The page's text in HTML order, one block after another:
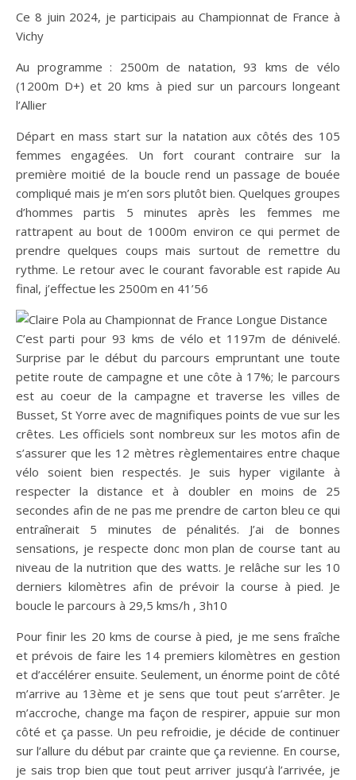
Ce 8 juin 2024, je participais au Championnat de France à
Vichy
Au programme : 2500m de natation, 93 kms de vélo
(1200m D+) et 20 kms à pied sur un parcours longeant
l’Allier
Départ en mass start sur la natation aux côtés des 105
femmes engagées. Un fort courant contraire sur la
première moitié de la boucle rend un passage de bouée
compliqué mais je m’en sors plutôt bien. Quelques groupes
d’hommes partis 5 minutes après les femmes me
rattrapent au bout de 1000m environ ce qui permet de
prendre quelques coups mais surtout de remettre du
rythme. Le retour avec le courant favorable est rapide Au
final, j’effectue les 2500m en 41’56
C’est parti pour 93 kms de vélo et 1197m de dénivelé.
Surprise par le début du parcours empruntant une toute
petite route de campagne et une côte à 17%; le parcours
est au coeur de la campagne et traverse les villes de
Busset, St Yorre avec de magnifiques points de vue sur les
crêtes. Les officiels sont nombreux sur les motos afin de
s’assurer que les 12 mètres règlementaires entre chaque
vélo soient bien respectés. Je suis hyper vigilante à
respecter la distance et à doubler en moins de 25
secondes afin de ne pas me prendre de carton bleu ce qui
entraînerait 5 minutes de pénalités. J’ai de bonnes
sensations, je respecte donc mon plan de course tant au
niveau de la nutrition que des watts. Je relâche sur les 10
derniers kilomètres afin de prévoir la course à pied. Je
boucle le parcours à 29,5 kms/h , 3h10
Pour finir les 20 kms de course à pied, je me sens fraîche
et prévois de faire les 14 premiers kilomètres en gestion
et d’accélérer ensuite. Seulement, un énorme point de côté
m’arrive au 13ème et je sens que tout peut s’arrêter. Je
m’accroche, change ma façon de respirer, appuie sur mon
côté et ça passe. Un peu refroidie, je décide de continuer
sur l’allure du début par crainte que ça revienne. En course,
je sais trop bien que tout peut arriver jusqu’à l’arrivée, je